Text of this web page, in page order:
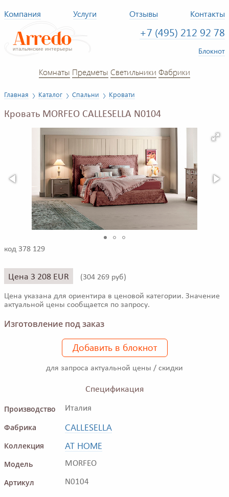
Компания Услуги Отзывы Контакты
+7 (495) 212 92 78
Блокнот
Комнаты Предметы Светильники Фабрики
Главная Каталог Спальни Кровати
Кровать MORFEO CALLESELLA N0104
код 378 129
Цена 3 208 EUR (304 269 руб)
Цена указана для ориентира в ценовой категории. Значение
актуальной цены сообщается по запросу.
Изготовление под заказ
Добавить в блокнот
для запроса актуальной цены / скидки
Спецификация
Производство
Италия
Фабрика CALLESELLA
Коллекция AT HOME
Модель MORFEO
Артикул N0104